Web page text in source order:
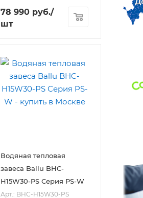
78 990 руб./
шт
Водяная тепловая
завеса Ballu BHC-
H15W30-PS Серия PS-W
Арт.: BHC-H15W30-PS